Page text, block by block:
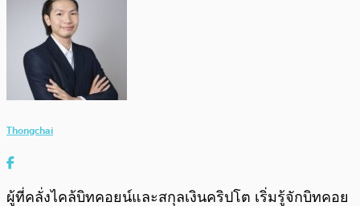
Thongchai
ผู้ที่คลั่งไคล้บิทคอยน์และสกุลเงินคริปโต เริ่มรู้จักบิทคอย